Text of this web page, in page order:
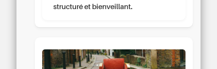
structuré et bienveillant.